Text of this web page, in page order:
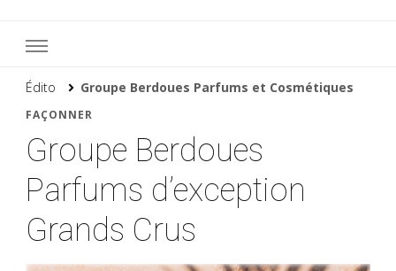
Édito Groupe Berdoues Parfums et Cosmétiques
FAÇONNER
Groupe Berdoues
Parfums d’exception
Grands Crus